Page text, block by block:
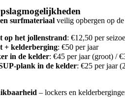
surfmateriaal veilig opbergen op
op het jollenstrand: €12,50 per
+ kelderberging: €50 per jaar
in de kelder: €45 per jaar (groot) /
plank in de kelder: €25 per jaar
– lockers en